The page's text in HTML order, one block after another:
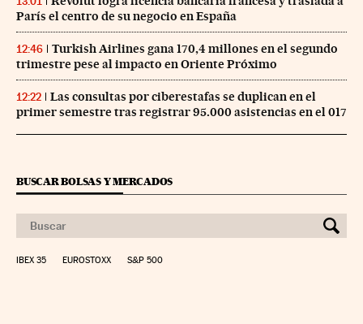
París el centro de su negocio en España
12:46
Turkish Airlines gana 170,4 millones en el segundo
trimestre pese al impacto en Oriente Próximo
12:22
Las consultas por ciberestafas se duplican en el
primer semestre tras registrar 95.000 asistencias en el 017
BUSCAR BOLSAS Y MERCADOS
IBEX 35 EUROSTOXX S&P 500